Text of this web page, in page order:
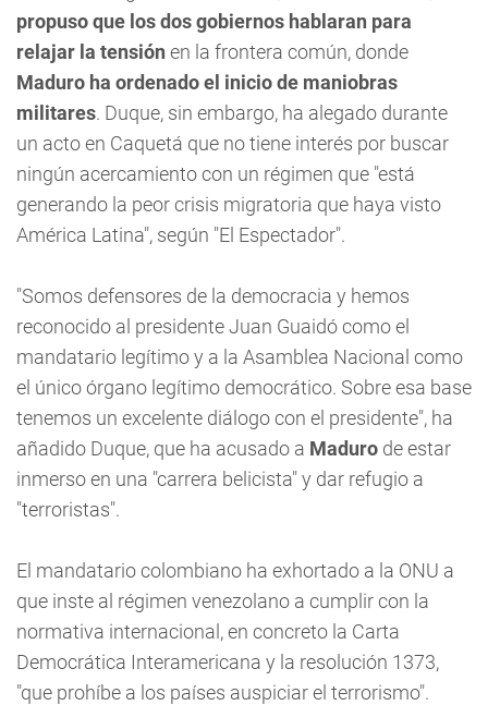
propuso que los dos gobiernos hablaran para
relajar la tensión en la frontera común, donde
Maduro ha ordenado el inicio de maniobras
militares. Duque, sin embargo, ha alegado durante
un acto en Caquetá que no tiene interés por buscar
ningún acercamiento con un régimen que "está
generando la peor crisis migratoria que haya visto
América Latina", según "El Espectador".
"Somos defensores de la democracia y hemos
reconocido al presidente Juan Guaidó como el
mandatario legítimo y a la Asamblea Nacional como
el único órgano legítimo democrático. Sobre esa base
tenemos un excelente diálogo con el presidente", ha
añadido Duque, que ha acusado a Maduro de estar
inmerso en una "carrera belicista" y dar refugio a
"terroristas".
El mandatario colombiano ha exhortado a la ONU a
que inste al régimen venezolano a cumplir con la
normativa internacional, en concreto la Carta
Democrática Interamericana y la resolución 1373,
"que prohíbe a los países auspiciar el terrorismo".